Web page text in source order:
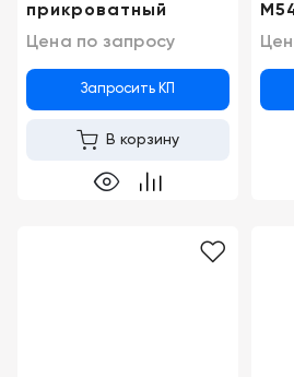
прикроватный
Цена по запросу
Запросить КП
В корзину